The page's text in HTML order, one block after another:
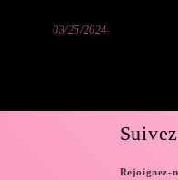
03/25/2024
Rejoignez-